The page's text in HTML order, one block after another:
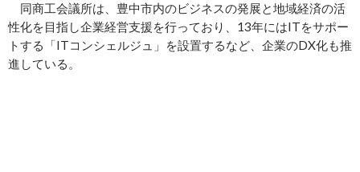
同商工会議所は、豊中市内のビジネスの発展と地域経済の活
性化を目指し企業経営支援を行っており、13年にはITをサポー
トする「ITコンシェルジュ」を設置するなど、企業のDX化も推
進している。